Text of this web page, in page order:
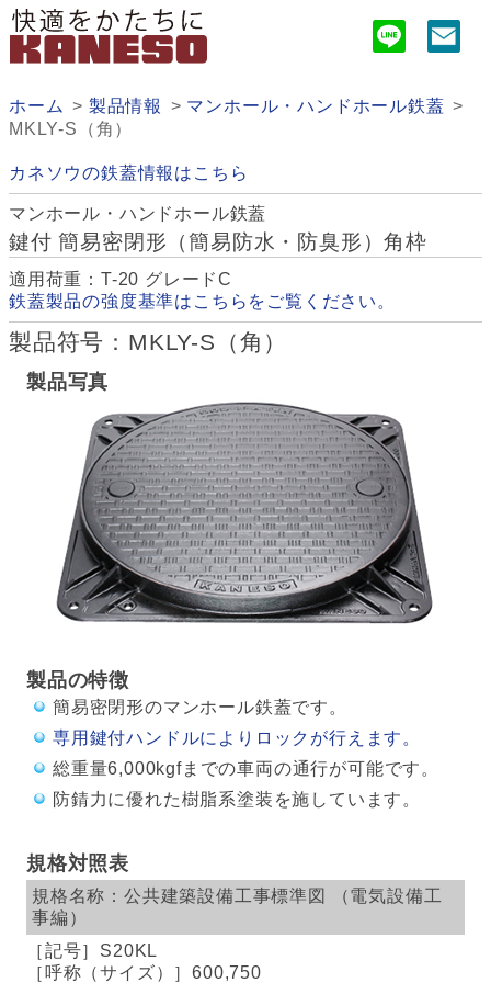
ホーム 製品情報
マンホール・ハンドホール鉄蓋
MKLY-S（角）
カネソウの鉄蓋情報はこちら
マンホール・ハンドホール鉄蓋
鍵付 簡易密閉形（簡易防水・防臭形）角枠
適用荷重：T-20 グレードC
鉄蓋製品の強度基準はこちらをご覧ください。
製品符号：MKLY-S（角）
製品写真
製品の特徴
簡易密閉形のマンホール鉄蓋です。
専用鍵付ハンドルによりロックが行えます。
総重量6,000kgfまでの車両の通行が可能です。
防錆力に優れた樹脂系塗装を施しています。
規格対照表
公共建築設備工事標準図
（電気設備工
事編）
S20KL
600,750